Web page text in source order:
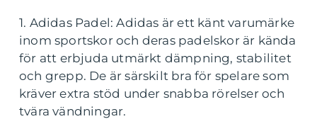
1. Adidas Padel: Adidas är ett känt varumärke
inom sportskor och deras padelskor är kända
för att erbjuda utmärkt dämpning, stabilitet
och grepp. De är särskilt bra för spelare som
kräver extra stöd under snabba rörelser och
tvära vändningar.